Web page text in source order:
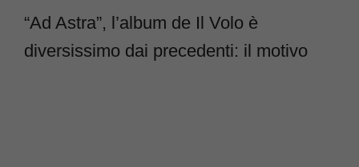
“Ad Astra”, l’album de Il Volo è
diversissimo dai precedenti: il motivo